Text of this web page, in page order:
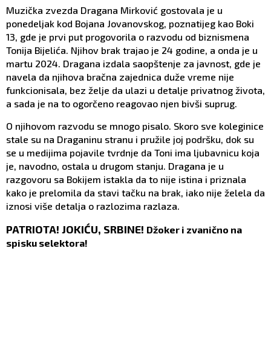
Muzička zvezda Dragana Mirković gostovala je u
ponedeljak kod Bojana Jovanovskog, poznatijeg kao Boki
13, gde je prvi put progovorila o razvodu od biznismena
Tonija Bijelića. Njihov brak trajao je 24 godine, a onda je u
martu 2024. Dragana izdala saopštenje za javnost, gde je
navela da njihova bračna zajednica duže vreme nije
funkcionisala, bez želje da ulazi u detalje privatnog života,
a sada je na to ogorčeno reagovao njen bivši suprug.
O njihovom razvodu se mnogo pisalo. Skoro sve koleginice
stale su na Draganinu stranu i pružile joj podršku, dok su
se u medijima pojavile tvrdnje da Toni ima ljubavnicu koja
je, navodno, ostala u drugom stanju. Dragana je u
razgovoru sa Bokijem istakla da to nije istina i priznala
kako je prelomila da stavi tačku na brak, iako nije želela da
iznosi više detalja o razlozima razlaza.
PATRIOTA! JOKIĆU, SRBINE! Džoker i zvanično na
spisku selektora!